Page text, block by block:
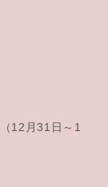
（12月31日～1